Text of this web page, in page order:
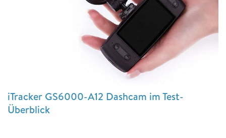
iTracker GS6000-A12 Dashcam im Test-
Überblick